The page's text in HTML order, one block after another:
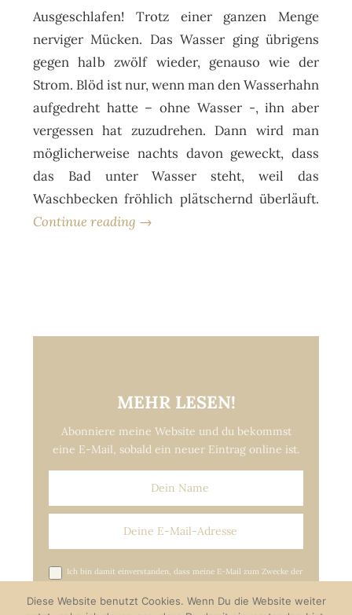
Ausgeschlafen! Trotz einer ganzen Menge
nerviger Mücken. Das Wasser ging übrigens
gegen halb zwölf wieder, genauso wie der
Strom. Blöd ist nur, wenn man den Wasserhahn
aufgedreht hatte – ohne Wasser -, ihn aber
vergessen hat zuzudrehen. Dann wird man
möglicherweise nachts davon geweckt, dass
das Bad unter Wasser steht, weil das
Waschbecken fröhlich plätschernd überläuft.
Continue reading →
MEHR LESEN!
Abonniere meine Website und du bekommst
eine E-Mail, sobald ein neuer Eintrag online ist.
Ich bin damit einverstanden, dass meine E-Mail zum Zwecke der
Diese Website benutzt Cookies. Wenn Du die Website weiter